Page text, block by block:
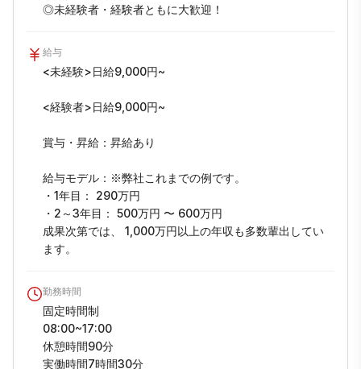
◎未経験者・経験者ともに大歓迎！
給与
<未経験>日給9,000円~
<経験者>日給9,000円~
賞与・昇給：昇給あり
給与モデル：※弊社これまでの例です。
・1年目： 290万円
・2～3年目： 500万円 〜 600万円
成果次第では、 1,000万円以上の年収も多数輩出してい
ます。
勤務時間
固定時間制
08:00~17:00
休憩時間90分
実働時間7時間30分